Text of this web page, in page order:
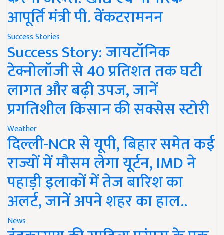
आपूर्ति मंत्री पी. वेंकटरामनन
Success Stories
Success Story: जायटॉनिक
टेक्नोलॉजी से 40 प्रतिशत तक घटी
लागत और बढ़ी उपज, जानें
प्रगतिशील किसान की सक्सेस स्टोरी
Weather
दिल्ली-NCR से यूपी, बिहार समेत कई
राज्यों में मौसम लेगा यूर्टन, IMD ने
पहाड़ी इलाकों में तेज बारिश का
अलर्ट, जानें अपने शहर का हाल..
News